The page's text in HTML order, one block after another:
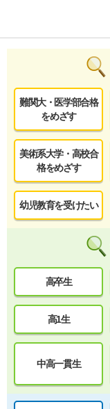
難関大・医学部合格
をめざす
美術系大学・高校合
格をめざす
幼児教育を受けたい
高卒生
高1生
中高一貫生